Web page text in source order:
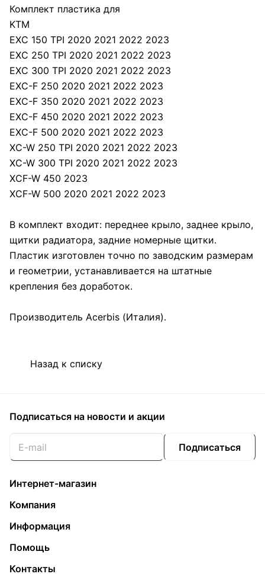
Комплект пластика для
KTM
EXC 150 TPI 2020 2021 2022 2023
EXC 250 TPI 2020 2021 2022 2023
EXC 300 TPI 2020 2021 2022 2023
EXC-F 250 2020 2021 2022 2023
EXC-F 350 2020 2021 2022 2023
EXC-F 450 2020 2021 2022 2023
EXC-F 500 2020 2021 2022 2023
XC-W 250 TPI 2020 2021 2022 2023
XC-W 300 TPI 2020 2021 2022 2023
XCF-W 450 2023
XCF-W 500 2020 2021 2022 2023
В комплект входит: переднее крыло, заднее крыло,
щитки радиатора, задние номерные щитки.
Пластик изготовлен точно по заводским размерам
и геометрии, устанавливается на штатные
крепления без доработок.
Производитель Acerbis (Италия).
Назад к списку
Подписаться на новости и акции
Подписаться
Интернет-магазин
Компания
Информация
Помощь
Контакты